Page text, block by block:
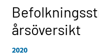
årsöversikt
2020